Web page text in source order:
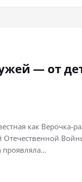
— от
как Верочка-
проявляла…